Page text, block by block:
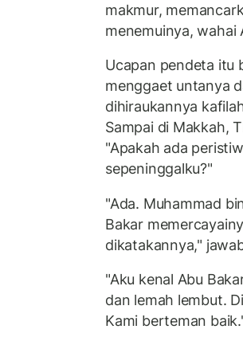
makmur,
menemuinya, wahai
Ucapan pendeta itu
menggaet untanya
dihiraukannya
Sampai di Makkah,
"Apakah ada
sepeninggalku?"
"Ada. Muhammad
Bakar
dikatakannya,"
"Aku kenal Abu
dan lemah lembut.
Kami berteman